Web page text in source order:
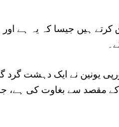
کرتے ہیں جیسا کہ یہ ہے
یونین نے ایک دہشت گرد